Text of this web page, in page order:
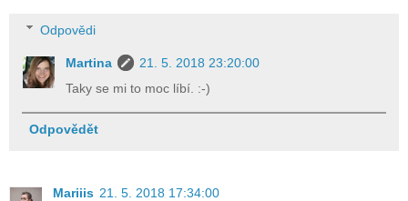
Odpovědi
Martina
21. 5. 2018 23:20:00
Taky se mi to moc líbí. :-)
Odpovědět
Mariiis 21. 5. 2018 17:34:00